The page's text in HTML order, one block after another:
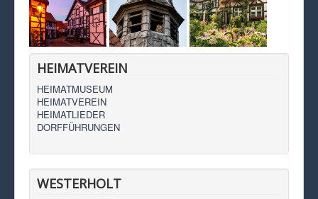
HEIMATVEREIN
HEIMATMUSEUM
HEIMATVEREIN
HEIMATLIEDER
DORFFÜHRUNGEN
WESTERHOLT